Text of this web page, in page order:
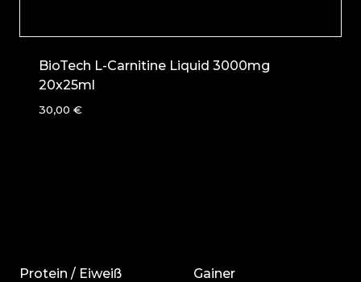
BioTech L-Carnitine Liquid 3000mg
20x25ml
30,00 €
Protein / Eiweiß
Gainer